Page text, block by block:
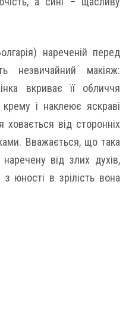
нареченій перед
незвичайний макіяж:
вкриває її обличчя
і наклеює яскраві
ховається від сторонніх
Вважається, що така
від злих духів,
юності в зрілість вона